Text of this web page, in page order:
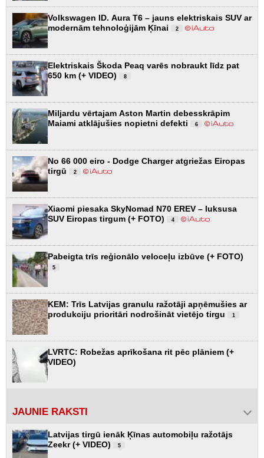
Volkswagen ID. Aura T6 – jauns elektriskais SUV ar
modernām tehnoloģijām Ķīnai
2
Elektriskais Škoda Peaq varēs nobraukt līdz pat
650 km (+ VIDEO)
8
Miljardu vērtajam Aston Martin debesskrāpim
Maiami atklājušies nopietni defekti
6
No 66 000 eiro - Dodge Charger atgriežas Eiropas
tirgū
2
Xiaomi piesaka SkyNomad N70 EREV – luksusa
SUV Eiropas tirgum (+ FOTO)
4
Pabeigta trīs reģionālo veloceļu izbūve (+ FOTO)
5
KEM: Trīs Latvijas granulu ražotāji apņēmušies ar
produkciju prioritāri nodrošināt vietējo tirgu
1
LVRTC: Robežas aprīkošana rit pēc plāniem (+
VIDEO)
JAUNIE RAKSTI
Latvijas tirgū ienāk Ķīnas automobiļu ražotājs
Zeekr (+ VIDEO)
5